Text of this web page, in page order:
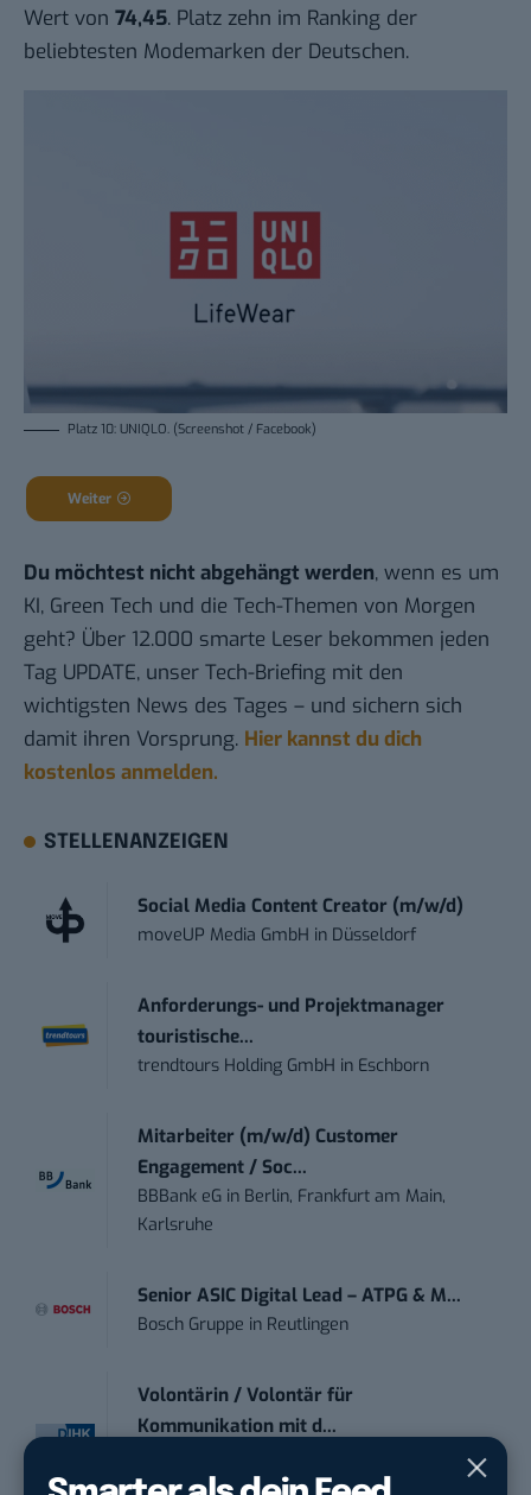
Wert von 74,45. Platz zehn im Ranking der
beliebtesten Modemarken der Deutschen.
Platz 10: UNIQLO. (Screenshot / Facebook)
Weiter
Du möchtest nicht abgehängt werden, wenn es um
KI, Green Tech und die Tech-Themen von Morgen
geht? Über 12.000 smarte Leser bekommen jeden
Tag UPDATE, unser Tech-Briefing mit den
wichtigsten News des Tages – und sichern sich
damit ihren Vorsprung. Hier kannst du dich
kostenlos anmelden.
STELLENANZEIGEN
Social Media Content Creator (m/w/d)
moveUP Media GmbH in Düsseldorf
Anforderungs- und Projektmanager
touristische...
trendtours Holding GmbH in Eschborn
Mitarbeiter (m/w/d) Customer
Engagement / Soc...
BBBank eG in Berlin, Frankfurt am Main,
Karlsruhe
Senior ASIC Digital Lead – ATPG & M...
Bosch Gruppe in Reutlingen
Volontärin / Volontär für
Kommunikation mit d...
HandelskammerinBerlin